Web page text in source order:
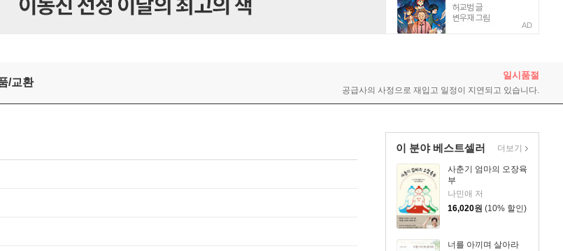
AD
/교환
일시품절
공급사의 사정으로 재입고 일정이 지연되고 있습니다.
이 분야 베스트셀러
사춘기 엄마의 오장육
부
나민애 저
16,020원 (10% 할인)
너를 아끼며 살아라
더보기